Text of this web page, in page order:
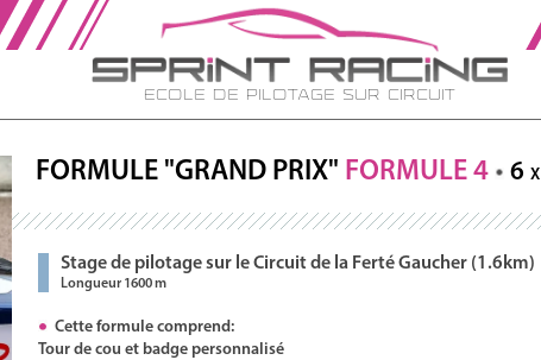
Ecole de Pilotage sur Circuit
FORMULE "GRAND PRIX" FORMULE 4 6 X
Stage de pilotage sur le Circuit de la Ferté Gaucher (1.6km)
Longueur 1600 m
Cette formule comprend:
Tour de cou et badge personnalisé